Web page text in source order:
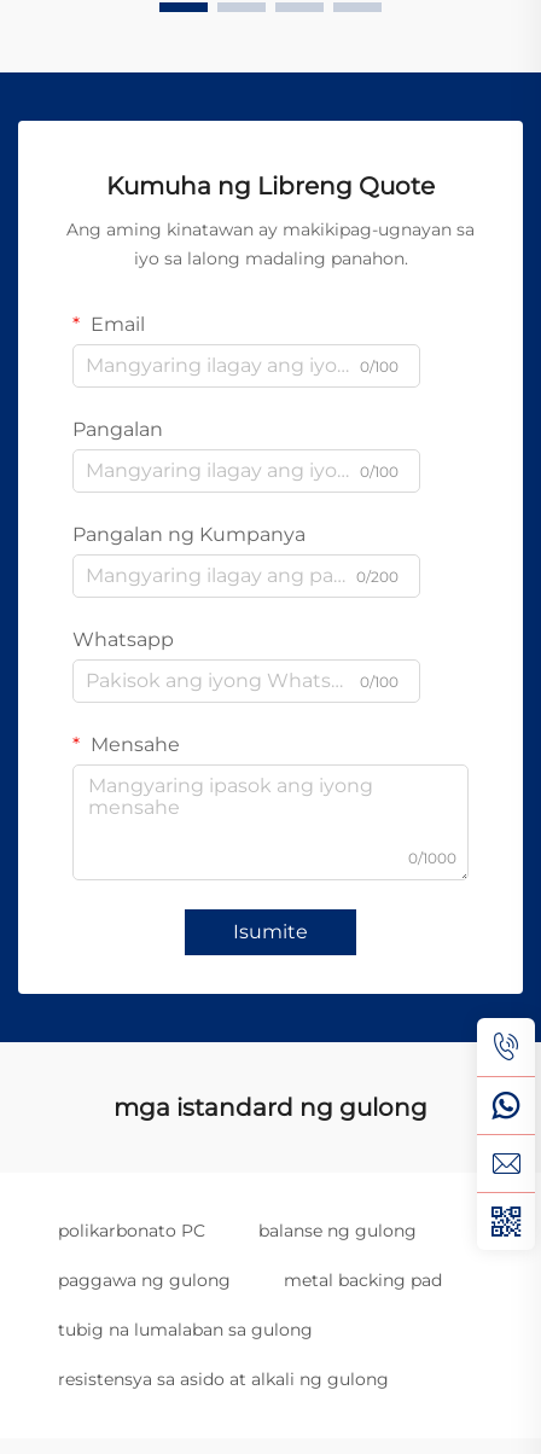
Kumuha ng Libreng Quote
Ang aming kinatawan ay makikipag-ugnayan sa
iyo sa lalong madaling panahon.
Email
0/100
Pangalan
0/100
Pangalan ng Kumpanya
0/200
Whatsapp
0/100
Mensahe
0/1000
Isumite
mga istandard ng gulong
polikarbonato PC balanse ng gulong
paggawa ng gulong metal backing pad
tubig na lumalaban sa gulong
resistensya sa asido at alkali ng gulong